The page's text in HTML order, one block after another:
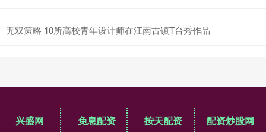
无双策略 10所高校青年设计师在江南古镇T台秀作品
兴盛网 免息配资 按天配资 配资炒股网